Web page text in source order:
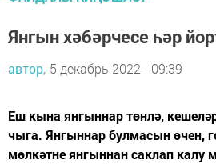
Янгын хәбәрчесе һәр
автор, 5 декабрь 2022 - 09:39
Еш кына янгыннар төнлә,
чыга. Янгыннар булмасын өчен,
мөлкәтне янгыннан саклап калу